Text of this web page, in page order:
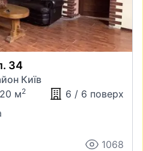
34
Київ
м2
6 / 6 поверх
1068